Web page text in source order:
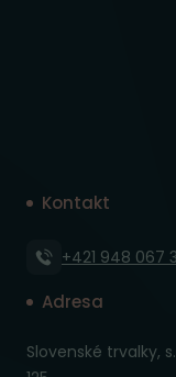
Kontakt
+421 948 067
Adresa
Slovenské trvalky,